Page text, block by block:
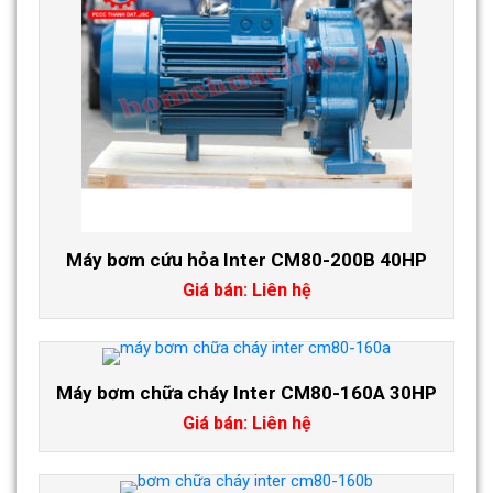
Máy bơm cứu hỏa Inter CM80-200B 40HP
Giá bán: Liên hệ
Máy bơm chữa cháy Inter CM80-160A 30HP
Giá bán: Liên hệ